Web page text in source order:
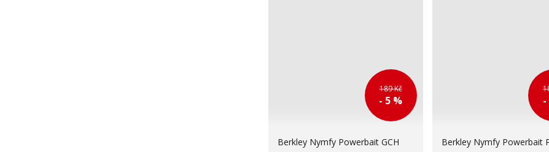
189 Kč
- 5 %
Berkley Nymfy Powerbait GCH
-
Berkley Nymfy Powerbait